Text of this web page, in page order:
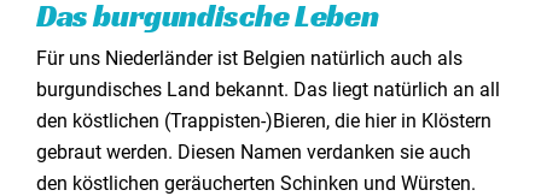
Das burgundische Leben
Für uns Niederländer ist Belgien natürlich auch als
burgundisches Land bekannt. Das liegt natürlich an all
den köstlichen (Trappisten-)Bieren, die hier in Klöstern
gebraut werden. Diesen Namen verdanken sie auch
den köstlichen geräucherten Schinken und Würsten.